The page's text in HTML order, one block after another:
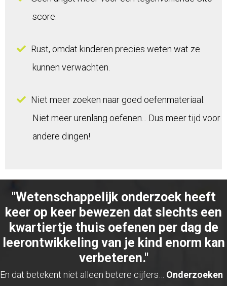
score.
Rust, omdat kinderen precies weten wat ze
kunnen verwachten.
Niet meer zoeken naar goed oefenmateriaal.
Niet meer urenlang oefenen... Dus meer tijd voor
andere dingen!
"Wetenschappelijk onderzoek heeft
keer op keer bewezen dat slechts een
kwartiertje thuis oefenen per dag de
leerontwikkeling van je kind enorm kan
verbeteren."
En dat betekent niet alleen betere cijfers… Onderzoeken